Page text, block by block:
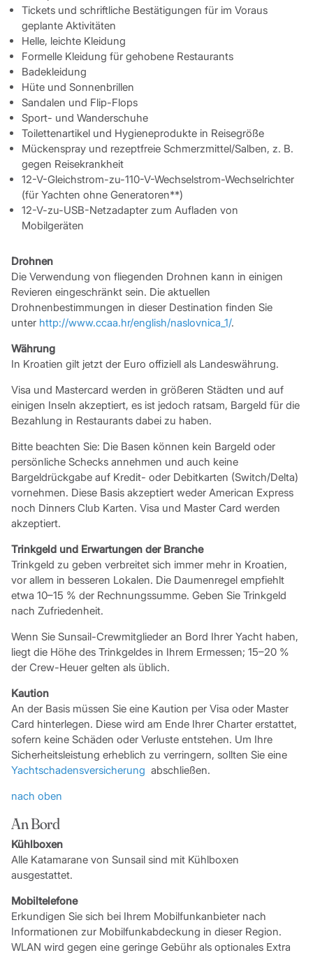
Tickets und schriftliche Bestätigungen für im Voraus
geplante Aktivitäten
Helle, leichte Kleidung
Formelle Kleidung für gehobene Restaurants
Badekleidung
Hüte und Sonnenbrillen
Sandalen und Flip-Flops
Sport- und Wanderschuhe
Toilettenartikel und Hygieneprodukte in Reisegröße
Mückenspray und rezeptfreie Schmerzmittel/Salben, z. B.
gegen Reisekrankheit
12-V-Gleichstrom-zu-110-V-Wechselstrom-Wechselrichter
(für Yachten ohne Generatoren**)
12-V-zu-USB-Netzadapter zum Aufladen von
Mobilgeräten
Drohnen
Die Verwendung von fliegenden Drohnen kann in einigen
Revieren eingeschränkt sein. Die aktuellen
Drohnenbestimmungen in dieser Destination finden Sie
unter http://www.ccaa.hr/english/naslovnica_1/.
Währung
In Kroatien gilt jetzt der Euro offiziell als Landeswährung.
Visa und Mastercard werden in größeren Städten und auf
einigen Inseln akzeptiert, es ist jedoch ratsam, Bargeld für die
Bezahlung in Restaurants dabei zu haben.
Bitte beachten Sie: Die Basen können kein Bargeld oder
persönliche Schecks annehmen und auch keine
Bargeldrückgabe auf Kredit- oder Debitkarten (Switch/Delta)
vornehmen. Diese Basis akzeptiert weder American Express
noch Dinners Club Karten. Visa und Master Card werden
akzeptiert.
Trinkgeld und Erwartungen der Branche
Trinkgeld zu geben verbreitet sich immer mehr in Kroatien,
vor allem in besseren Lokalen. Die Daumenregel empfiehlt
etwa 10–15 % der Rechnungssumme. Geben Sie Trinkgeld
nach Zufriedenheit.
Wenn Sie Sunsail-Crewmitglieder an Bord Ihrer Yacht haben,
liegt die Höhe des Trinkgeldes in Ihrem Ermessen; 15–20 %
der Crew-Heuer gelten als üblich.
Kaution
An der Basis müssen Sie eine Kaution per Visa oder Master
Card hinterlegen. Diese wird am Ende Ihrer Charter erstattet,
sofern keine Schäden oder Verluste entstehen. Um Ihre
Sicherheitsleistung erheblich zu verringern, sollten Sie eine
Yachtschadensversicherung abschließen.
nach oben
An Bord
Kühlboxen
Alle Katamarane von Sunsail sind mit Kühlboxen
ausgestattet.
Mobiltelefone
Erkundigen Sie sich bei Ihrem Mobilfunkanbieter nach
Informationen zur Mobilfunkabdeckung in dieser Region.
WLAN wird gegen eine geringe Gebühr als optionales Extra